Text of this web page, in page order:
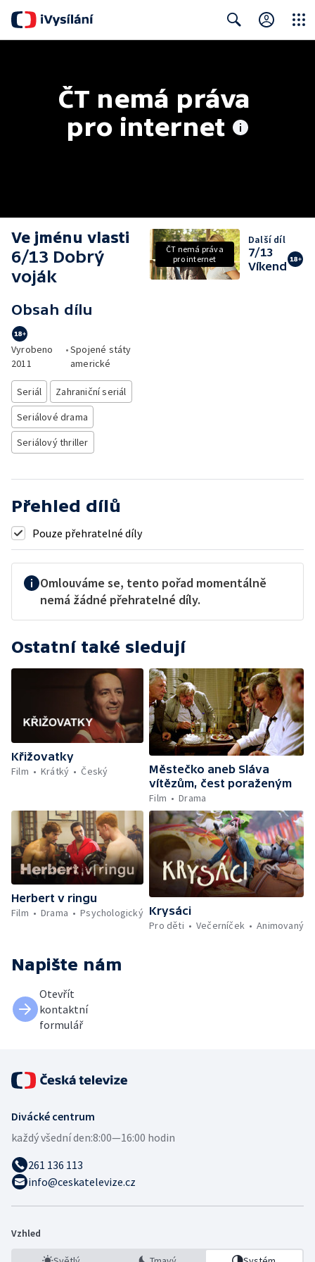
ČT nemá práva
pro internet
Ve jménu vlasti
6/13 Dobrý
voják
Obsah dílu
Vyrobeno
2011
•Spojené státy
americké
Seriál
Zahraniční seriál
Seriálové drama
Seriálový thriller
ČT nemá práva
pro internet
Další díl
7/13
Víkend
Přehled dílů
Pouze přehratelné díly
Omlouváme se, tento pořad momentálně
nemá žádné přehratelné díly.
Ostatní také sledují
Křižovatky
Film
Krátký Český
Městečko aneb Sláva
vítězům, čest poraženým
Film
Drama
Herbert v ringu
Film
Drama Psychologický Krysáci
Pro děti
Večerníček Animovaný
Napište nám
Otevřít
kontaktní
formulář
Divácké centrum
každý všední den:8:00—16:00 hodin
261 136 113
info@ceskatelevize.cz
Vzhled